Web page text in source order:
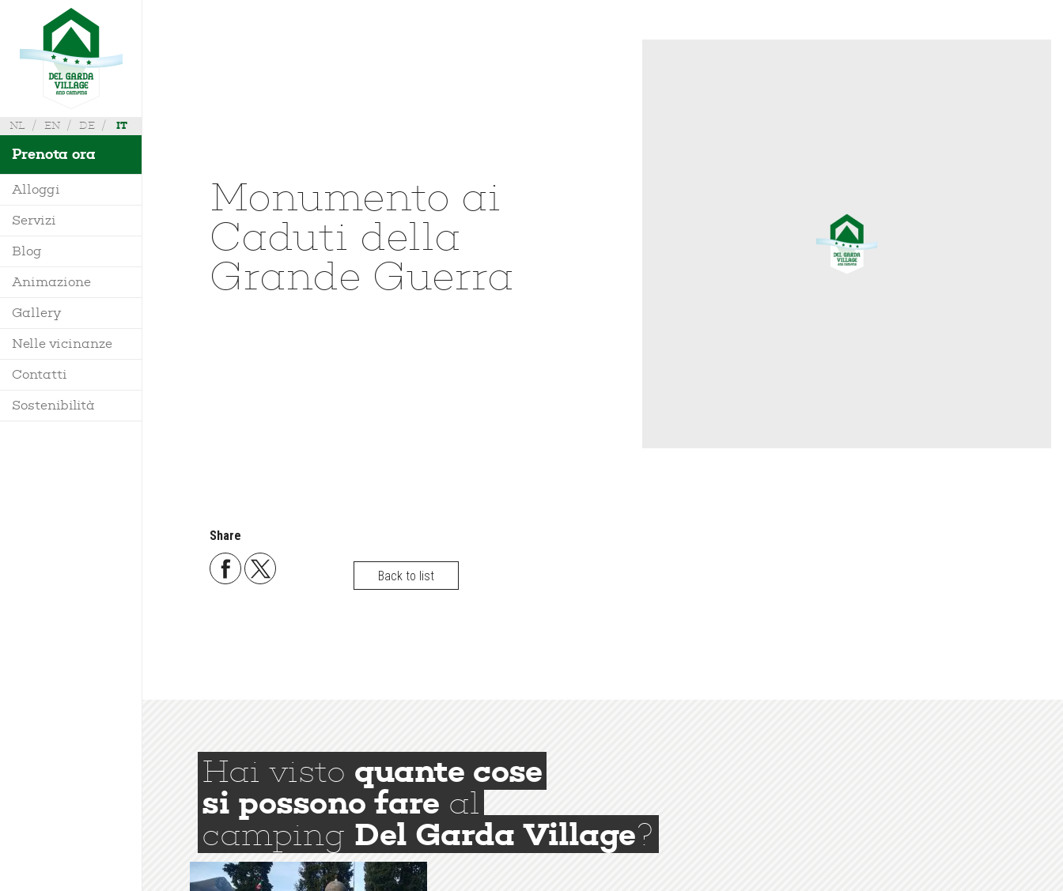
NL EN DE IT
Prenota ora
Alloggi
Villa
Mobile Home
Bungalow
Glamping
Servizi
Blog
Animazione
Gallery
Nelle vicinanze
Contatti
Richiedi Info
Dove siamo
Mappa
Regolamento
Sostenibilità
Monumento ai
Caduti della
Grande Guerra
Share
Back to list
Hai visto quante cose
si possono fare al
camping Del Garda Village?